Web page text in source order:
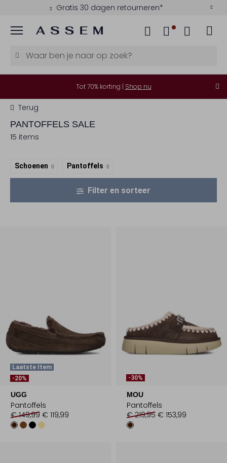
Gratis 30 dagen retourneren*
Menu
Tot 70% korting | Shop nu
Terug
PANTOFFELS SALE
15 items
Schoenen Pantoffels
Filter en sorteer
Laatste Item
-20%
UGG
Pantoffels
€ 149,99 € 119,99
-30%
MOU
Pantoffels
€ 219,95 € 153,99